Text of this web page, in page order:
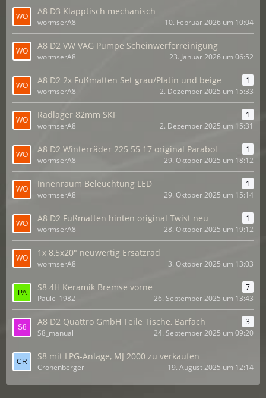
A8 D3 Klapptisch mechanisch
wormserA8 10. Februar 2026 um 10:04
A8 D2 VW VAG Pumpe Scheinwerferreinigung
wormserA8 23. Januar 2026 um 06:52
A8 D2 2x Fußmatten Set grau/Platin und beige
1
wormserA8
2. Dezember 2025 um 15:33
Radlager 82mm SKF
1
wormserA8
2. Dezember 2025 um 15:31
A8 D2 Winterräder 225 55 17 original Parabol
1
wormserA8
29. Oktober 2025 um 18:12
Innenraum Beleuchtung LED
1
wormserA8
29. Oktober 2025 um 15:14
A8 D2 Fußmatten hinten original Twist neu
1
wormserA8
28. Oktober 2025 um 19:12
1x 8,5x20" neuwertig Ersatzrad
wormserA8 3. Oktober 2025 um 13:03
S8 4H Keramik Bremse vorne
7
Paule_1982
26. September 2025 um 13:43
A8 D2 Quattro GmbH Teile Tische, Barfach
3
S8_manual
24. September 2025 um 09:20
S8 mit LPG-Anlage, MJ 2000 zu verkaufen
Cronenberger 19. August 2025 um 12:14